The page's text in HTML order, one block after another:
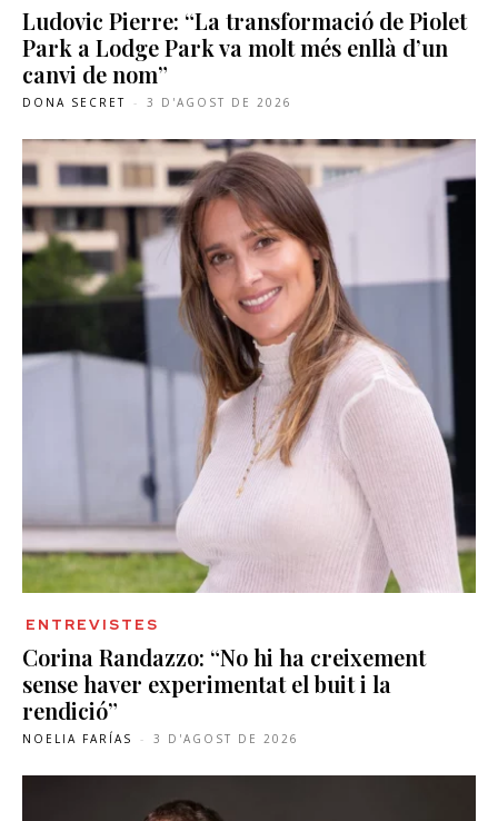
Ludovic Pierre: “La transformació de Piolet
Park a Lodge Park va molt més enllà d’un
canvi de nom”
DONA SECRET - 3 D'AGOST DE 2026
ENTREVISTES
Corina Randazzo: “No hi ha creixement
sense haver experimentat el buit i la
rendició”
NOELIA FARÍAS - 3 D'AGOST DE 2026